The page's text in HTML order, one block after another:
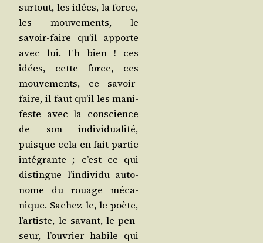
sur­tout, les idées, la force,
les mou­ve­ments, le
savoir-faire qu’il apporte
avec lui. Eh bien ! ces
idées, cette force, ces
mou­ve­ments, ce savoir-
faire, il faut qu’il les mani­
feste avec la conscience
de son indi­vi­dua­li­té,
puisque cela en fait par­tie
inté­grante ; c’est ce qui
dis­tingue l’in­di­vi­du auto­
nome du rouage méca­
nique. Sachez-le, le poète,
l’ar­tiste, le savant, le pen­
seur, l’ou­vrier habile qui